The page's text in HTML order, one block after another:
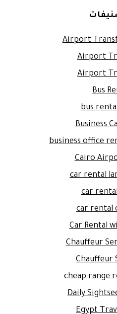
Airport
Airport
Airport
Bus
bus
Business
business office
Cairo
car rental
car
car rental
Car Rental
Chauffeur
Chauffeur
cheap range
Daily
Egypt